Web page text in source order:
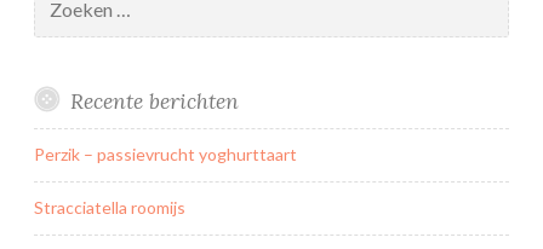
k
naar:
Recente berichten
Perzik – passievrucht yoghurttaart
Stracciatella roomijs